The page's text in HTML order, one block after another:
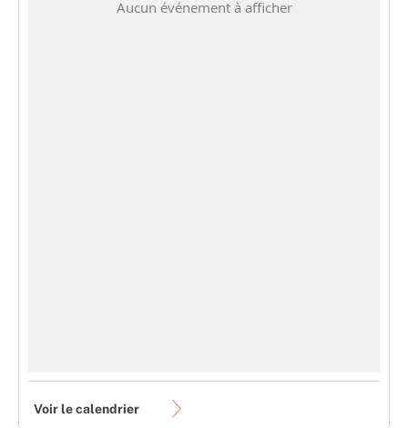
Aucun événement à afficher
Voir le calendrier